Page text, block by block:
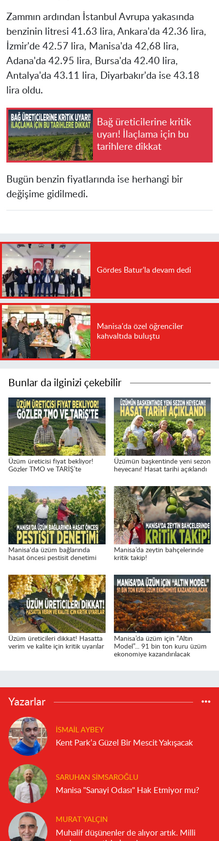
Zammın ardından İstanbul Avrupa yakasında
benzinin litresi 41.63 lira, Ankara'da 42.36 lira,
İzmir'de 42.57 lira, Manisa'da 42,68 lira,
Adana'da 42.95 lira, Bursa'da 42.40 lira,
Antalya'da 43.11 lira, Diyarbakır'da ise 43.18
lira oldu.
Bağ üreticilerine kritik
uyarı! İlaçlama için bu
tarihlere dikkat
Bugün benzin fiyatlarında ise herhangi bir
değişime gidilmedi.
Gördes Batur'la devam dedi
Manisa'da özel öğrenciler
kahvaltıda buluştu
Bunlar da ilginizi çekebilir
Üzüm üreticisi fiyat bekliyor!
Gözler TMO ve TARİŞ’te
Üzümün başkentinde yeni sezon
heyecanı! Hasat tarihi açıklandı
Manisa'da üzüm bağlarında
hasat öncesi pestisit denetimi
Manisa’da zeytin bahçelerinde
kritik takip!
Üzüm üreticileri dikkat! Hasatta
verim ve kalite için kritik uyarılar
Manisa’da üzüm için “Altın
Model”... 91 bin ton kuru üzüm
ekonomiye kazandırılacak
Yazarlar
İSMAIL AYBEY
Kent Park’a Güzel Bir Mescit Yakışacak
SARUHAN SIMSAROĞLU
Manisa "Sanayi Odası" Hak Etmiyor mu?
MURAT YALÇIN
Muhalif düşünenler de alıyor artık. Milli